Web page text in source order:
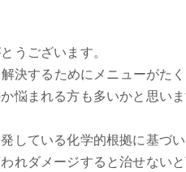
うございます。
決するためにメニューがたく
悩まれる方も多いかと思いま
している化学的根拠に基づい
れダメージすると治せない